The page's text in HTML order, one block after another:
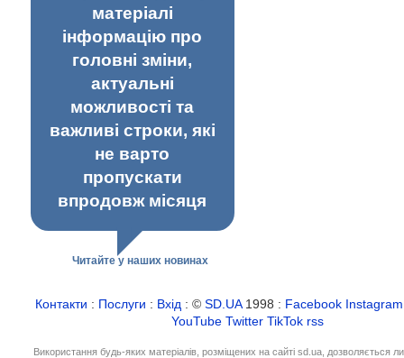
матеріалі
інформацію про
головні зміни,
актуальні
можливості та
важливі строки, які
не варто
пропускати
впродовж місяця
Читайте у наших новинах
Контакти : Послуги : Вхід : ©SD.UA1998 : Facebook Instagram
YouTube Twitter TikTok rss
Використання будь-яких матеріалів, розміщених на сайті sd.ua, дозволяється